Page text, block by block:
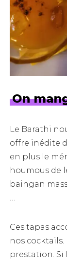
On
Le Barathi
offre inédite
en plus le
houmous de
baingan
Ces tapas
nos
prestation. Si